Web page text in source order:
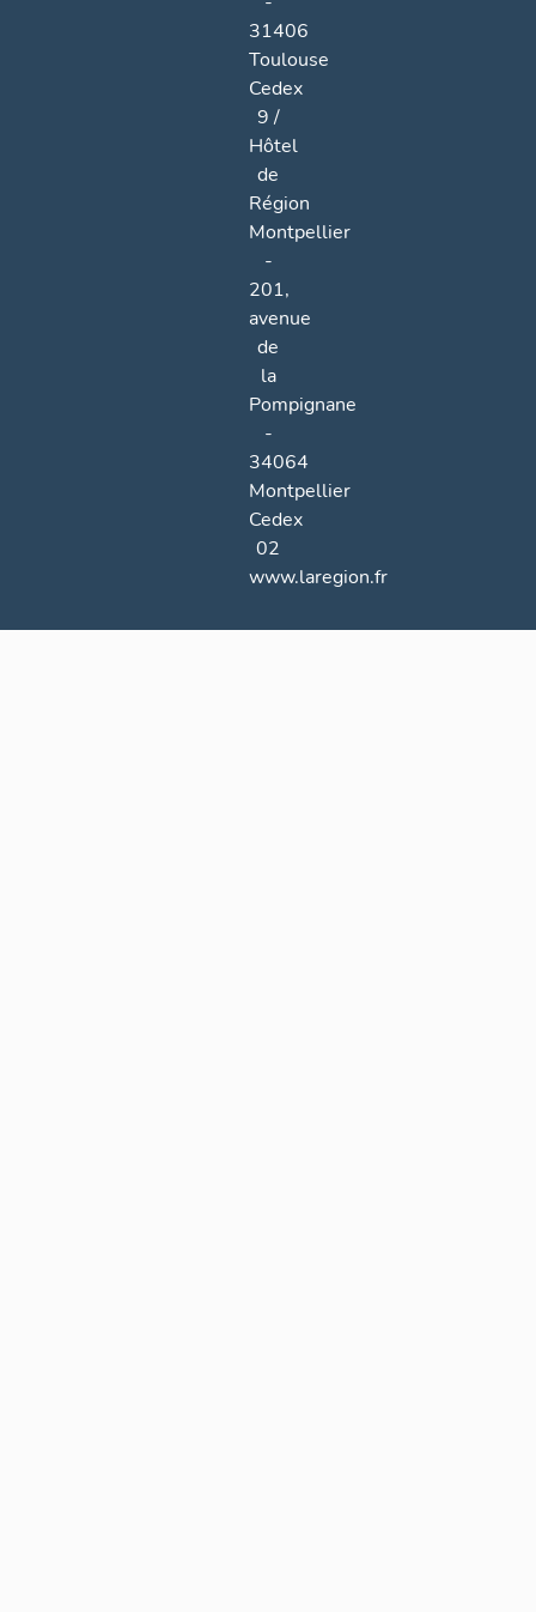
31406
Toulouse
Cedex
9 /
Hôtel
de
Région
Montpellier
-
201,
avenue
de
la
Pompignane
-
34064
Montpellier
Cedex
02
www.laregion.fr